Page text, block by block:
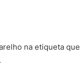
na etiqueta que